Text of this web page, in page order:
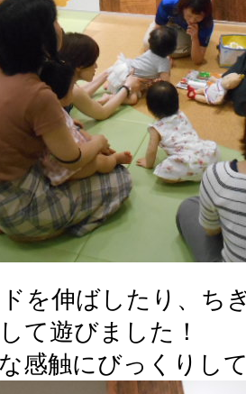
を伸ばしたり、ち
て遊びました！
感触にびっくりし